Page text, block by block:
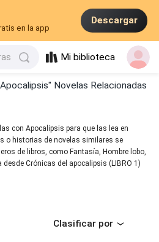
en la app
Descargar
Mi biblioteca
Novelas Relacionadas
con Apocalipsis para que las lea en
o historias de novelas similares se
de libros, como Fantasía, Hombre lobo,
desde Crónicas del apocalipsis (LIBRO 1)
Clasificar por